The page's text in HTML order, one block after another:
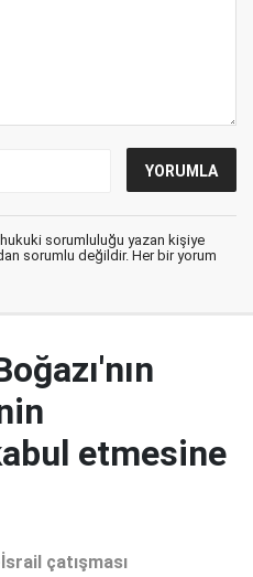
hukuki sorumluluğu yazan kişiye
sorumlu değildir. Her bir yorum
etmesine
çatışması